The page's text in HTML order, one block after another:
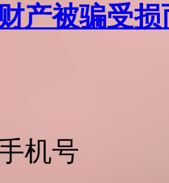
产被骗受
机号